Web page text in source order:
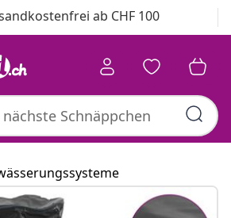
ab CHF 100